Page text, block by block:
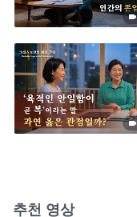
추천 영상